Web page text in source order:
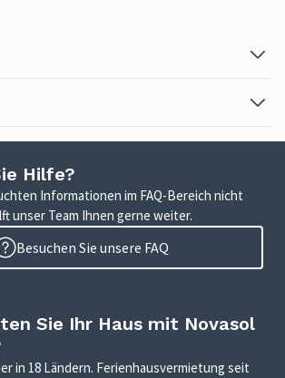
Hilfe?
Informationen im FAQ-Bereich nicht
unser Team Ihnen gerne weiter.
Besuchen Sie unsere FAQ
Sie Ihr Haus mit Novasol
in 18 Ländern. Ferienhausvermietung seit